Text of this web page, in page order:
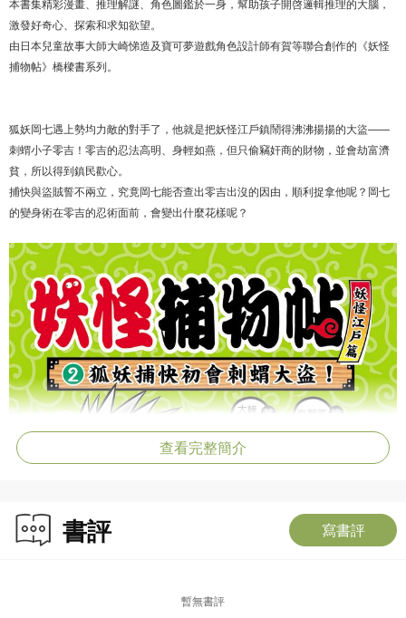
激發好奇心、探索和求知欲望。
由日本兒童故事大師大崎悌造及寶可夢遊戲角色設計師有賀等聯合創作的《妖怪
捕物帖》橋樑書系列。
狐妖岡七遇上勢均力敵的對手了，他就是把妖怪江戶鎮鬧得沸沸揚揚的大盜——
刺蝟小子零吉！零吉的忍法高明、身輕如燕，但只偷竊奸商的財物，並會劫富濟
貧，所以得到鎮民歡心。
捕快與盜賊誓不兩立，究竟岡七能否查出零吉出沒的因由，順利捉拿他呢？岡七
的變身術在零吉的忍術面前，會變出什麼花樣呢？
查看完整簡介
書評 寫書評
暫無書評